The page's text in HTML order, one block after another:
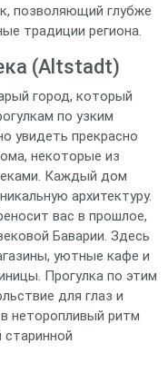
позволяющий глубже
традиции региона.
(Altstadt)
город, который
по узким
увидеть прекрасно
некоторые из
Каждый дом
архитектуру.
вас в прошлое,
Баварии. Здесь
уютные кафе и
Прогулка по этим
для глаз и
неторопливый ритм
старинной